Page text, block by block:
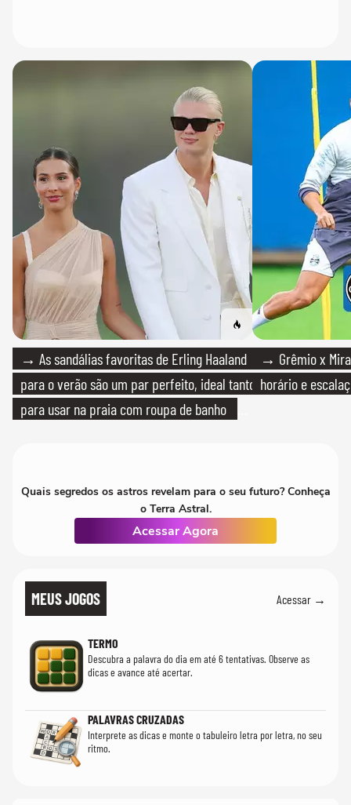
→ As sandálias favoritas de Erling Haaland
para o verão são um par perfeito, ideal tanto
para usar na praia com roupa de banho
→ Grêmio x
horário e
Quais segredos os astros revelam para o seu futuro? Conheça
o Terra Astral.
Acessar Agora
MEUS JOGOS Acessar →
TERMO
Descubra a palavra do dia em até 6 tentativas. Observe as
dicas e avance até acertar.
PALAVRAS CRUZADAS
Interprete as dicas e monte o tabuleiro letra por letra, no seu
ritmo.